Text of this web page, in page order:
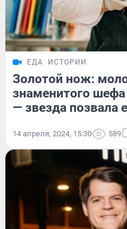
ЕДА ИСТОРИИ
Золотой нож:
знаменитого шефа
— звезда позвала
14 апреля, 2024, 15:30 589